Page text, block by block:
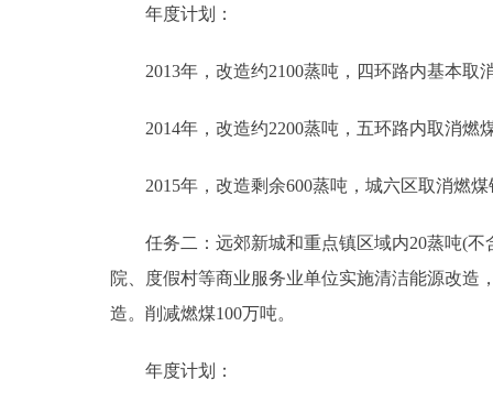
年度计划：
2013年，改造约2100蒸吨，四环路内基本取
2014年，改造约2200蒸吨，五环路内取消燃
2015年，改造剩余600蒸吨，城六区取消燃煤
任务二：远郊新城和重点镇区域内20蒸吨(不
院、度假村等商业服务业单位实施清洁能源改造
造。削减燃煤100万吨。
年度计划：